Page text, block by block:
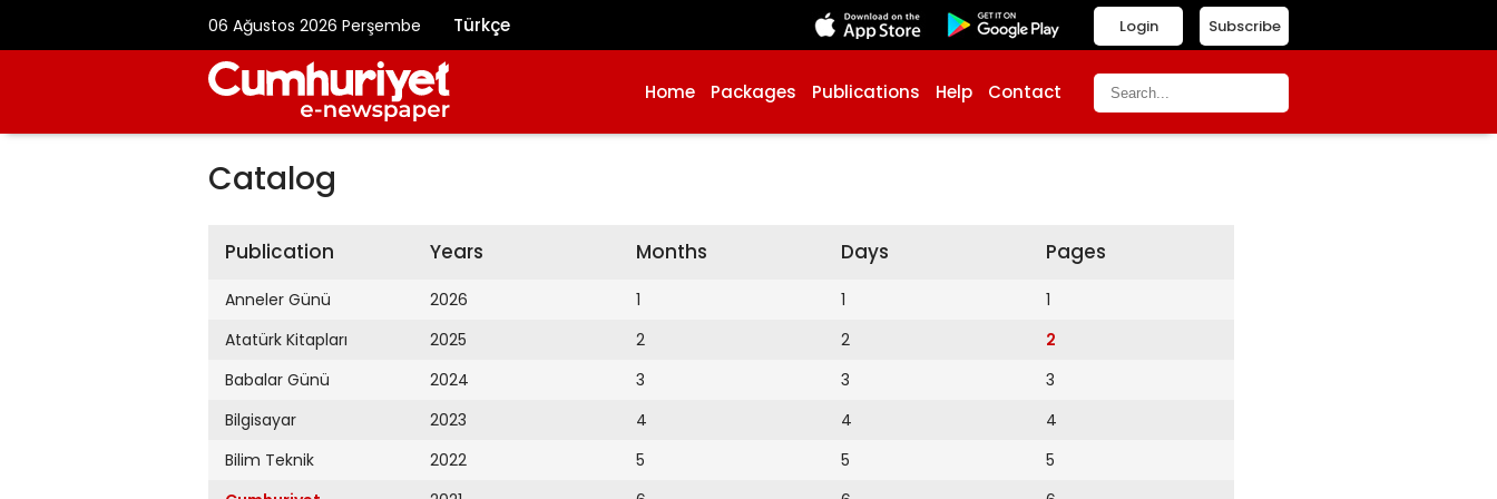
06 Ağustos 2026 Perşembe Türkçe Subscribe
Login
Home Packages Publications Help Contact
Catalog
Publication
Anneler Günü
Atatürk Kitapları
Babalar Günü
Bilgisayar
Bilim Teknik
Years
2026
2025
2024
2023
2022
Months
1
2
3
4
5
Days
1
2
3
4
5
Pages
1
2
3
4
5